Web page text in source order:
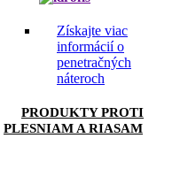
Získajte viac
informácií o
penetračných
náteroch
PRODUKTY PROTI
PLESNIAM A RIASAM